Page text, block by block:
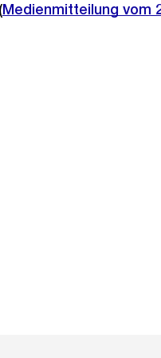
Medienmitteilung vom